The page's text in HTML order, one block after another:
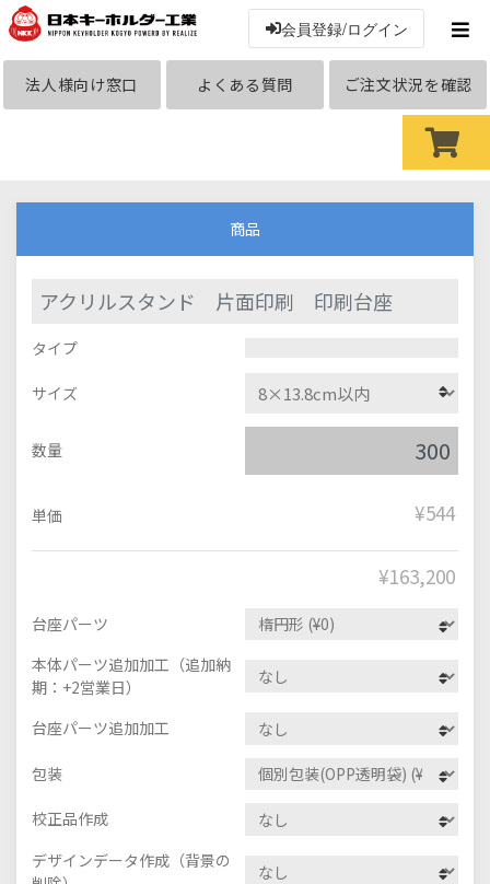
会員登録/ログイン
法人様向け窓口 よくある質問 ご注文状況を確認
商品
アクリルスタンド 片面印刷 印刷台座
タイプ
サイズ
数量
単価 ¥544
¥163,200
台座パーツ
本体パーツ追加加工（追加納
期：+2営業日）
台座パーツ追加加工
包装
校正品作成
デザインデータ作成（背景の